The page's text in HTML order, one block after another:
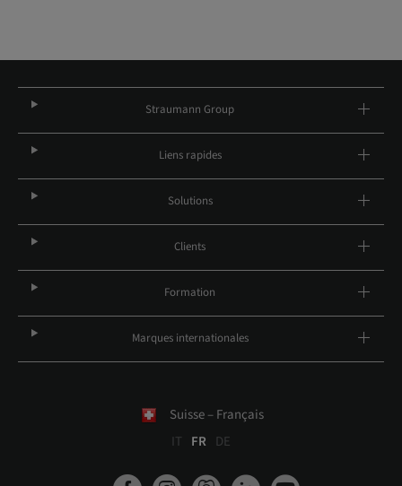
Straumann Group
Liens rapides
Solutions
Clients
Formation
Marques internationales
Suisse – Français
IT FR DE